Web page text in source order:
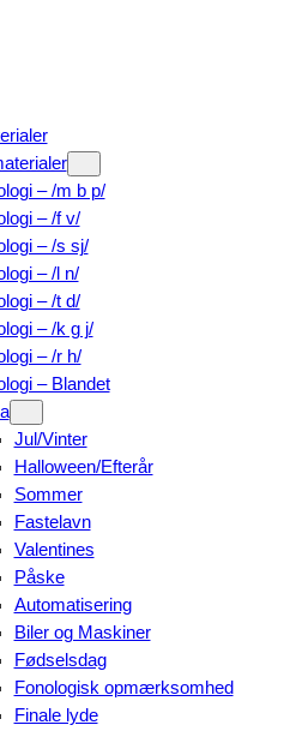
– /m b p/
– /f v/
– /s sj/
– /l n/
– /t d/
– /k g j/
– /r h/
– Blandet
Jul/Vinter
Halloween/Efterår
Sommer
Fastelavn
Valentines
Påske
Automatisering
Biler og Maskiner
Fødselsdag
Fonologisk opmærksomhed
Finale lyde